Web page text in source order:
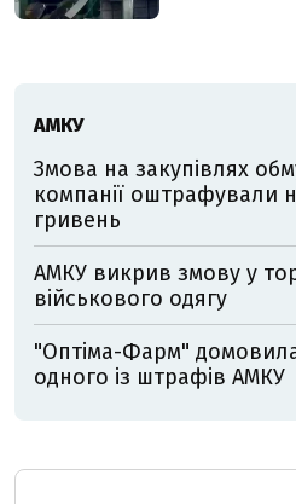
АМКУ
Змова на закупівлях
компанії оштрафували
гривень
АМКУ викрив змову у
військового одягу
"Оптіма-Фарм"
одного із штрафів АМКУ